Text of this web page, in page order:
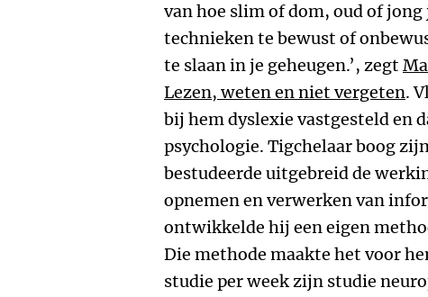
van hoe slim of dom, oud of
technieken te bewust of
te slaan in je geheugen.’, zegt
Lezen, weten en niet vergeten.
bij hem dyslexie vastgesteld en
psychologie. Tigchelaar boog
bestudeerde uitgebreid de
opnemen en verwerken van
ontwikkelde hij een eigen
Die methode maakte het voor
studie per week zijn studie